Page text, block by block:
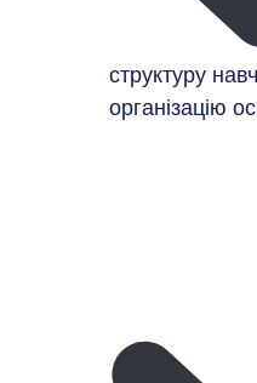
структуру
організацію